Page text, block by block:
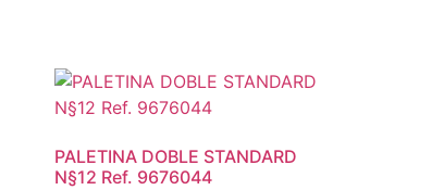
PALETINA DOBLE STANDARD
N§12 Ref. 9676044